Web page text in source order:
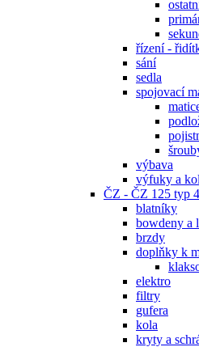
řízení -
sání
sedla
spojovací
výbava
výfuky a
ČZ - ČZ 125 typ
blatníky
bowdeny a
brzdy
doplňky k
elektro
filtry
gufera
kola
kryty a